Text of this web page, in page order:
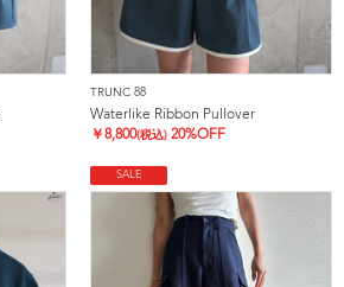
TRUNC 88
Waterlike Ribbon Pullover
￥8,800(税込) 20%OFF
SALE